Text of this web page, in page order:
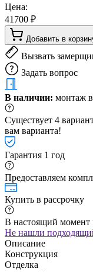
Цена:
41700 ₽
Добавить в
Вызвать
Задать вопрос
В наличии: монтаж в
Существует 4
вам варианта!
Гарантия 1 год
Предоставляем
Купить в рассрочку
В настоящий момент
Не нашли
Описание
Конструкция
Отделка